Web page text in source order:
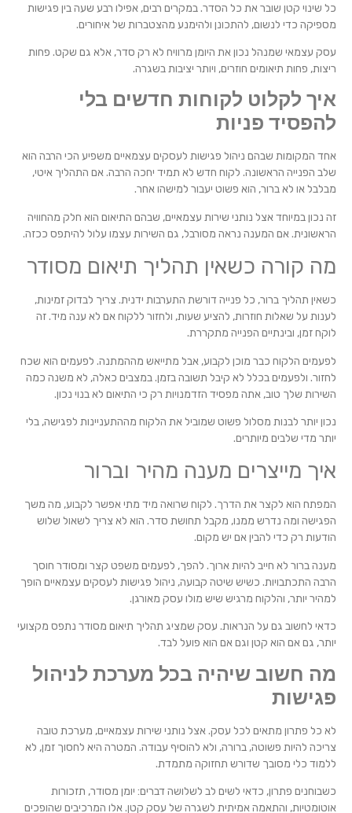
כל שינוי קטן שובר את כל הסדר. במקרים רבים, אפילו רבע שעה בין פגישות
מספיקה כדי לנשום, להתכונן ולהימנע מהצטברות של איחורים.
עסק עצמאי שמנהל נכון את היומן מרוויח לא רק סדר, אלא גם שקט. פחות
ריצות, פחות תיאומים חוזרים, ויותר יציבות בשגרה.
איך לקלוט לקוחות חדשים בלי
להפסיד פניות
אחד המקומות שבהם ניהול פגישות לעסקים עצמאיים משפיע הכי הרבה הוא
שלב הפנייה הראשונה. לקוח חדש לא תמיד יחכה הרבה. אם התהליך איטי,
מבלבל או לא ברור, הוא פשוט יעבור למישהו אחר.
זה נכון במיוחד אצל נותני שירות עצמאיים, שבהם התיאום הוא חלק מהחוויה
הראשונית. אם המענה נראה מסורבל, גם השירות עצמו עלול להיתפס ככזה.
מה קורה כשאין תהליך תיאום מסודר
כשאין תהליך ברור, כל פנייה דורשת התערבות ידנית. צריך לבדוק זמינות,
לענות על שאלות חוזרות, להציע שעות, ולחזור ללקוח אם לא ענה מיד. זה
לוקח זמן, ובינתיים הפנייה מתקררת.
לפעמים הלקוח כבר מוכן לקבוע, אבל מתייאש מההמתנה. לפעמים הוא שכח
לחזור. ולפעמים בכלל לא קיבל תשובה בזמן. במצבים כאלה, לא משנה כמה
השירות שלך טוב, אתה מפסיד הזדמנויות רק כי התיאום לא בנוי נכון.
נכון יותר לבנות מסלול פשוט שמוביל את הלקוח מההתעניינות לפגישה, בלי
יותר מדי שלבים מיותרים.
איך מייצרים מענה מהיר וברור
המפתח הוא לקצר את הדרך. לקוח שרואה מיד מתי אפשר לקבוע, מה משך
הפגישה ומה נדרש ממנו, מקבל תחושת סדר. הוא לא צריך לשאול שלוש
הודעות רק כדי להבין אם יש מקום.
מענה ברור לא חייב להיות ארוך. להפך, לפעמים משפט קצר ומסודר חוסך
הרבה התכתבויות. כשיש שיטה קבועה, ניהול פגישות לעסקים עצמאיים הופך
למהיר יותר, והלקוח מרגיש שיש מולו עסק מאורגן.
כדאי לחשוב גם על הנראות. עסק שמציג תהליך תיאום מסודר נתפס מקצועי
יותר, גם אם הוא קטן וגם אם הוא פועל לבד.
מה חשוב שיהיה בכל מערכת לניהול
פגישות
לא כל פתרון מתאים לכל עסק. אצל נותני שירות עצמאיים, מערכת טובה
צריכה להיות פשוטה, ברורה, ולא להוסיף עבודה. המטרה היא לחסוך זמן, לא
ללמוד כלי מסובך שדורש תחזוקה מתמדת.
כשבוחנים פתרון, כדאי לשים לב לשלושה דברים: יומן מסודר, תזכורות
אוטומטיות, והתאמה אמיתית לשגרה של עסק קטן. אלו המרכיבים שהופכים